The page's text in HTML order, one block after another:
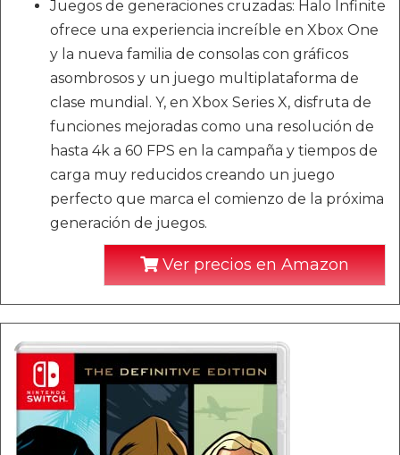
Juegos de generaciones cruzadas: Halo Infinite
ofrece una experiencia increíble en Xbox One
y la nueva familia de consolas con gráficos
asombrosos y un juego multiplataforma de
clase mundial. Y, en Xbox Series X, disfruta de
funciones mejoradas como una resolución de
hasta 4k a 60 FPS en la campaña y tiempos de
carga muy reducidos creando un juego
perfecto que marca el comienzo de la próxima
generación de juegos.
Ver precios en Amazon